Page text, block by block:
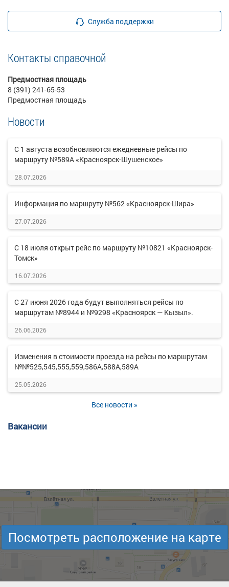
Служба поддержки
Контакты справочной
Предмостная площадь
8 (391) 241-65-53
Предмостная площадь
Новости
С 1 августа возобновляются ежедневные рейсы по
маршруту №589А «Красноярск-Шушенское»
28.07.2026
Информация по маршруту №562 «Красноярск-Шира»
27.07.2026
С 18 июля открыт рейс по маршруту №10821 «Красноярск-
Томск»
16.07.2026
С 27 июня 2026 года будут выполняться рейсы по
маршрутам №8944 и №9298 «Красноярск — Кызыл».
26.06.2026
Изменения в стоимости проезда на рейсы по маршрутам
№№525,545,555,559,586А,588А,589А
25.05.2026
Все новости »
Вакансии
Посмотреть расположение на карте